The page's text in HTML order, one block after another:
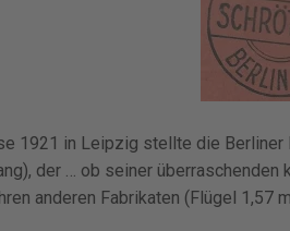
1921 in Leipzig stellte die
der … ob seiner
anderen Fabrikaten (Flügel 1,57